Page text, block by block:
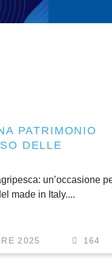
PATRIMONIO
DELLE
un’occasione
made in Italy....
2025 164